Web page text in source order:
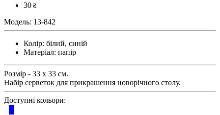
30 ₴
Модель: 13-842
Колір: білий, синій
Матеріал: папір
Розмір - 33 х 33 см.
Набір серветок для прикрашення новорічного столу.
Доступні кольори: